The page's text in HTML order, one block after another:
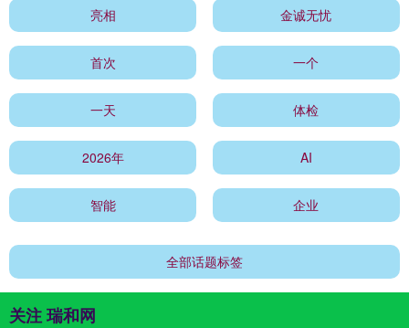
亮相 金诚无忧
首次 一个
一天 体检
2026年 AI
智能 企业
全部话题标签
关注 瑞和网